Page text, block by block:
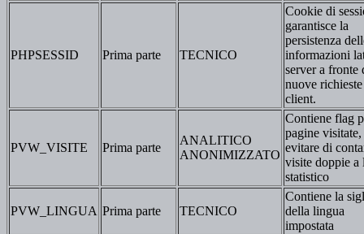
PHPSESSID Prima parte TECNICO
Cookie di
garantisce la
persistenza
informazioni
server a fronte
nuove
client.
PVW_VISITE Prima parte
ANALITICO
ANONIMIZZATO
Contiene flag
pagine visitate,
evitare di
visite doppie a
statistico
PVW_LINGUA Prima parte TECNICO
Contiene la
della lingua
impostata